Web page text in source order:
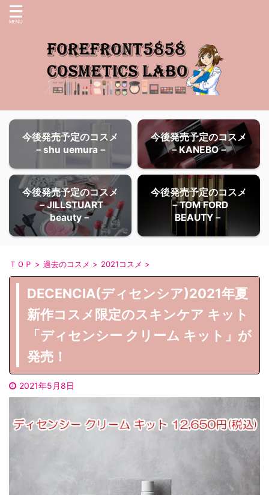
今後発売予定のコスメ
－shu uemura－
今後発売予定のコスメ
－KANEBO－
今後発売予定のコスメ
－JILLSTUART
beauty－
今後発売予定のコスメ
－TOM FORD
BEAUTY－
ＴＯＰ > 過去のコスメ > 2021コスメ >
DECENCIA(ディセンシア)2021年夏
新作コスメ限定のスキンケア キット
「ディセンシー クリーム キット」が
発売！
2021年5月8日